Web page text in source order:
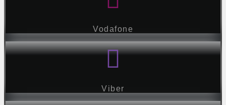
Vodafone
Viber